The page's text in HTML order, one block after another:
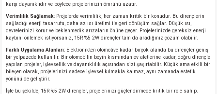
karşı dayanıklıdır ve böylece projelerinizin ömrünü uzatır.
Verimlilik Sağlamak: Projelerde verimlilik, her zaman kritik bir konudur. Bu dirençlerin
sağladığı enerji tasarrufu, daha az ısı üretimi ile geri dönüşüm sağlar. Düşük ısı,
devrelerinizi korur ve beklenmedik arızaların önüne geçer. Projelerinizde gereksiz enerji
kaybını önlemek istiyorsanız, 15R %5 2W dirençler tam da aradığınız çözüm olabilir.
Farklı Uygulama Alanları: Elektronikten otomotive kadar birçok alanda bu dirençler geniş
bir yelpazede kullanılır. Bir otomobilin beyin kısmından ev aletlerine kadar, doğru dirençle
yapılan projeler, işlevsellik ve dayanıklılık açısından sizi şaşırtabilir. Küçük ama etkili bir
bileşen olarak, projelerinizi sadece işlevsel kılmakla kalmaz, aynı zamanda estetik
yönünü de geliştirir.
İşte bu şekilde, 15R %5 2W dirençler, projelerinizi güçlendirmede kritik bir role sahip.